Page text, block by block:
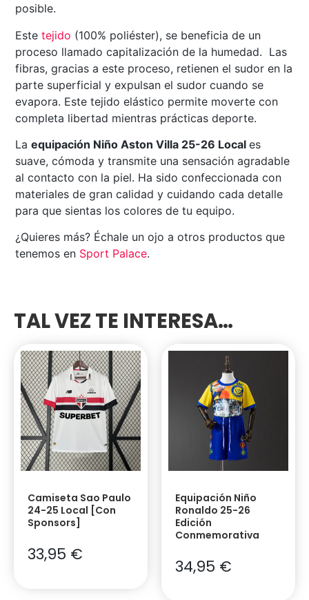
posible.
Estetejido (100% poliéster), se beneficia de un
proceso llamado capitalización de la humedad. Las
fibras, gracias a este proceso, retienen el sudor en la
parte superficial y expulsan el sudor cuando se
evapora. Este tejido elástico permite moverte con
completa libertad mientras prácticas deporte.
Laequipación Niño Aston Villa 25-26 Locales
suave, cómoda y transmite una sensación agradable
al contacto con la piel. Ha sido confeccionada con
materiales de gran calidad y cuidando cada detalle
para que sientas los colores de tu equipo.
¿Quieres más? Échale un ojo a otros productos que
tenemos en Sport Palace.
TAL VEZ TE INTERESA…
Camiseta Sao Paulo
24-25 Local [Con
Sponsors]
33,95 €
Equipación Niño
Ronaldo 25-26
Edición
Conmemorativa
34,95 €